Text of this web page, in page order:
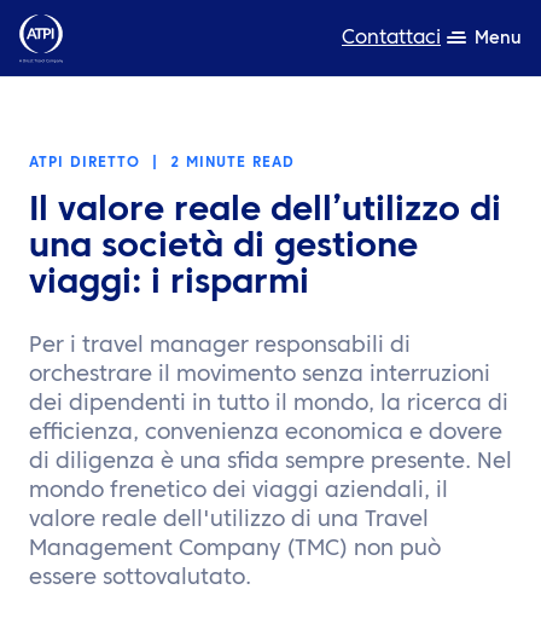
Contattaci Menu
Risorse
Chi siamo
Sostenibilità
TravelHub Login
Cerca
IT
ATPI DIRETTO 2 MINUTE READ
Il valore reale dell’utilizzo di
una società di gestione
viaggi: i risparmi
Per i travel manager responsabili di
orchestrare il movimento senza interruzioni
dei dipendenti in tutto il mondo, la ricerca di
efficienza, convenienza economica e dovere
di diligenza è una sfida sempre presente. Nel
mondo frenetico dei viaggi aziendali, il
valore reale dell'utilizzo di una Travel
Management Company (TMC) non può
essere sottovalutato.